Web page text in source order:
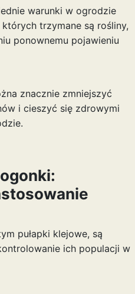
warunki w ogrodzie
trzymane są rośliny,
ponownemu pojawieniu
znacznie zmniejszyć
i cieszyć się zdrowymi
pułapki klejowe, są
ich populacji w